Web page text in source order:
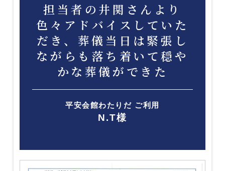
担当者の井関さんより
色々アドバイスしていた
だき、葬儀当日は緊張し
ながらも落ち着いて穏や
かな葬儀ができた
平安会館わたりだ ご利用
N.T様